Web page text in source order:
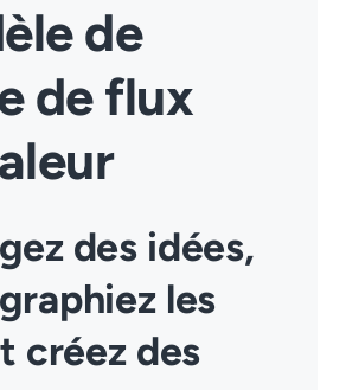
de
de flux
des idées,
les
créez des